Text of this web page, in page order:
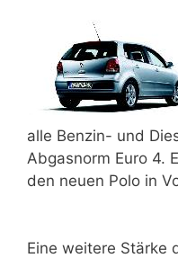
alle Benzin- und
Abgasnorm Euro 4.
den neuen Polo in
Eine weitere Stärke